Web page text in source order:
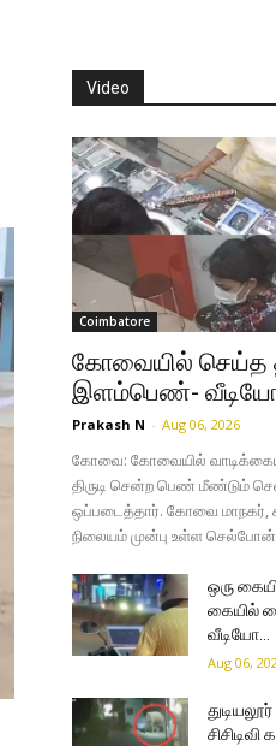
Video
Coimbatore
கோவையில்
இளம்பெண்- வீடியோ
Prakash N - Aug 06, 2026
கோவை: கோவையில்
திருடி சென்ற பெண் மீண்டும்
ஒப்படைத்தார். கோவை மாநகர்,
நிலையம் முன்பு உள்ள
ஒரு
கையில்
வீடியோ…
Aug 06,